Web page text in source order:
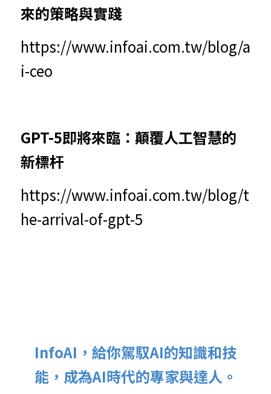
來的策略與實踐
https://www.infoai.com.tw/blog/a
i-ceo
GPT-5即將來臨：顛覆人工智慧的
新標杆
https://www.infoai.com.tw/blog/t
he-arrival-of-gpt-5
InfoAI，給你駕馭AI的知識和技
能，成為AI時代的專家與達人。